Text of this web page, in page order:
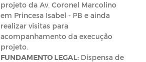
projeto da Av. Coronel Marcolino
em Princesa Isabel - PB e ainda
realizar visitas para
acompanhamento da execução
projeto.
FUNDAMENTO LEGAL:Dispensa de